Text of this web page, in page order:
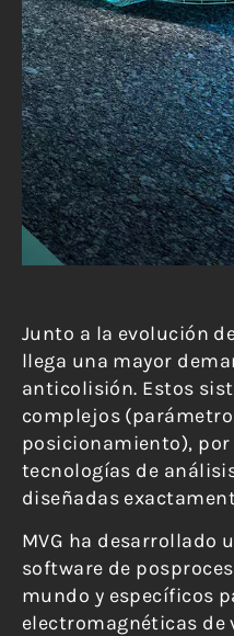
Junto a la evolución
llega una mayor
anticolisión. Estos
complejos
posicionamiento),
tecnologías de
diseñadas
MVG ha desarrollado
software de
mundo y específicos
electromagnéticas de